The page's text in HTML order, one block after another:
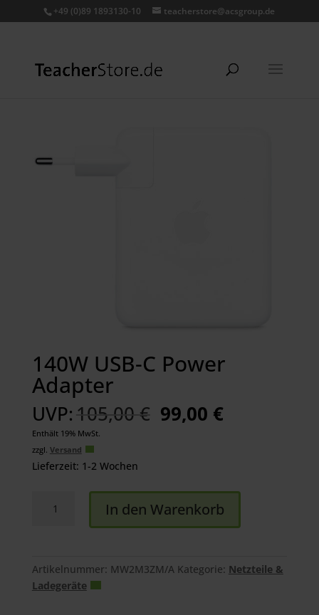
+49 (0)89 1893130-10 teacherstore@acsgroup.de
140W USB-C Power
Adapter
UVP: 105,00 € Ursprünglicher
Preis
99,00 €Aktueller
Preis
Enthält 19% MwSt.
zzgl. Versand
Lieferzeit: 1-2 Wochen
Adapter
Menge
In den Warenkorb
Artikelnummer: MW2M3ZM/A Kategorie: Netzteile &
Ladegeräte